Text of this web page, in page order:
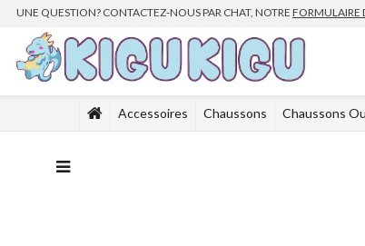
UNE QUESTION? CONTACTEZ-NOUS PAR CHAT, NOTRE FORMULAIRE
Accessoires Chaussons Chaussons